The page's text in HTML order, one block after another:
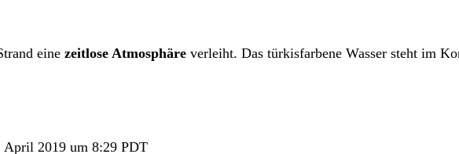
eine zeitlose Atmosphäre verleiht. Das türkisfarbene Wasser steht im
April 2019 um 8:29 PDT